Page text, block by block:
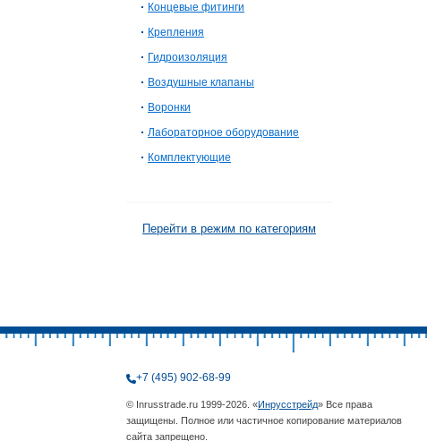
Концевые фитинги
Крепления
Гидроизоляция
Воздушные клапаны
Воронки
Лабораторное оборудование
Комплектующие
Перейти в режим по категориям
+7 (495) 902-68-99
© Inrusstrade.ru 1999-2026. «Инрусстрейд» Все права
защищены. Полное или частичное копирование материалов
сайта запрещено.